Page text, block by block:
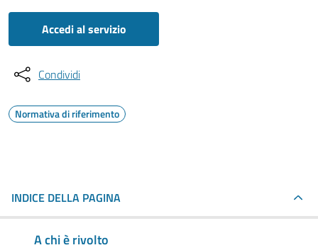
Accedi al servizio
Condividi
Normativa di riferimento
INDICE DELLA PAGINA
A chi è rivolto